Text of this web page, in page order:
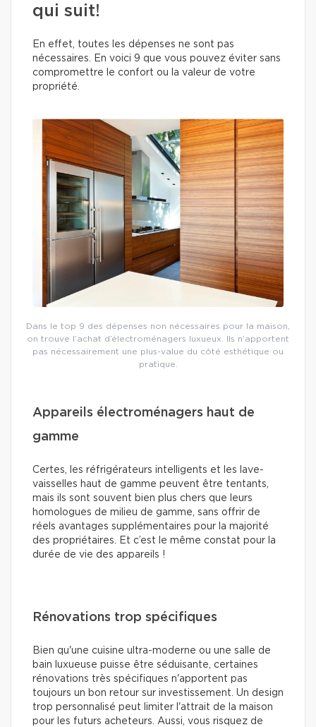
qui suit!
En effet, toutes les dépenses ne sont pas
nécessaires. En voici 9 que vous pouvez éviter sans
compromettre le confort ou la valeur de votre
propriété.
Dans le top 9 des dépenses non nécessaires pour la maison,
on trouve l’achat d’électroménagers luxueux. Ils n’apportent
pas nécessairement une plus-value du côté esthétique ou
pratique.
Appareils électroménagers haut de
gamme
Certes, les réfrigérateurs intelligents et les lave-
vaisselles haut de gamme peuvent être tentants,
mais ils sont souvent bien plus chers que leurs
homologues de milieu de gamme, sans offrir de
réels avantages supplémentaires pour la majorité
des propriétaires. Et c’est le même constat pour la
durée de vie des appareils !
Rénovations trop spécifiques
Bien qu'une cuisine ultra-moderne ou une salle de
bain luxueuse puisse être séduisante, certaines
rénovations très spécifiques n'apportent pas
toujours un bon retour sur investissement. Un design
trop personnalisé peut limiter l'attrait de la maison
pour les futurs acheteurs. Aussi, vous risquez de